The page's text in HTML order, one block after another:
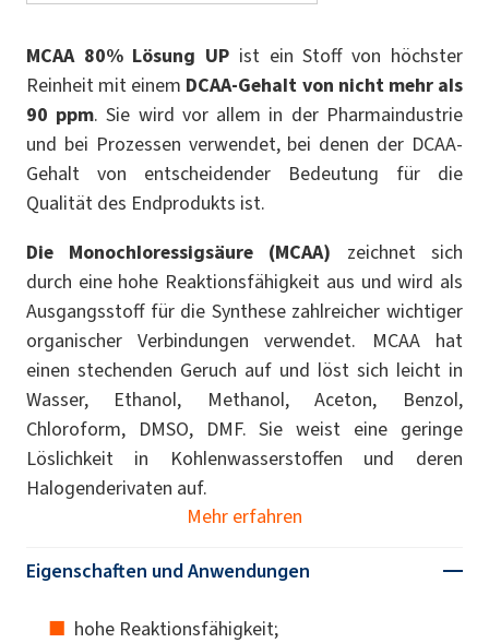
MCAA 80% Lösung UP ist ein Stoff von höchster
Reinheit mit einem DCAA-Gehalt von nicht mehr als
90 ppm. Sie wird vor allem in der Pharmaindustrie
und bei Prozessen verwendet, bei denen der DCAA-
Gehalt von entscheidender Bedeutung für die
Qualität des Endprodukts ist.
Die Monochloressigsäure (MCAA) zeichnet sich
durch eine hohe Reaktionsfähigkeit aus und wird als
Ausgangsstoff für die Synthese zahlreicher wichtiger
organischer Verbindungen verwendet. MCAA hat
einen stechenden Geruch auf und löst sich leicht in
Wasser, Ethanol, Methanol, Aceton, Benzol,
Chloroform, DMSO, DMF. Sie weist eine geringe
Löslichkeit in Kohlenwasserstoffen und deren
Halogenderivaten auf.
Mehr erfahren
Eigenschaften und Anwendungen
hohe Reaktionsfähigkeit;